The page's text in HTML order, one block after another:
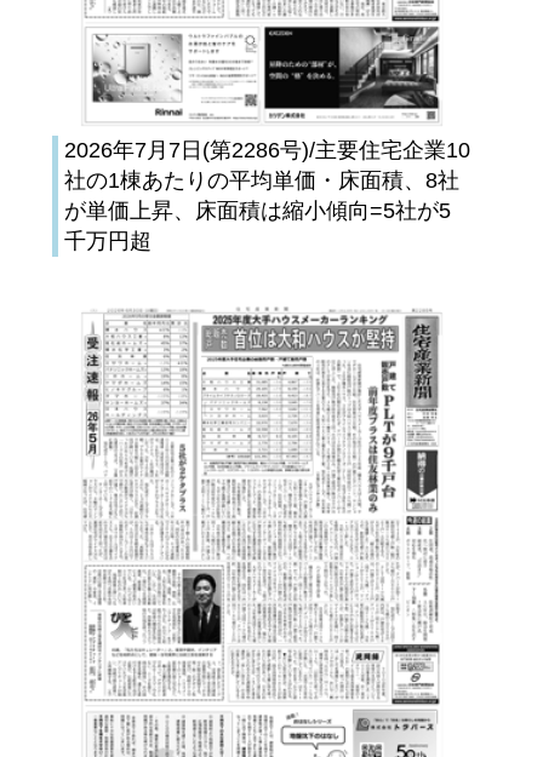
2026年7月7日(第2286号)/主要住宅企業10
社の1棟あたりの平均単価・床面積、8社
が単価上昇、床面積は縮小傾向=5社が5
千万円超